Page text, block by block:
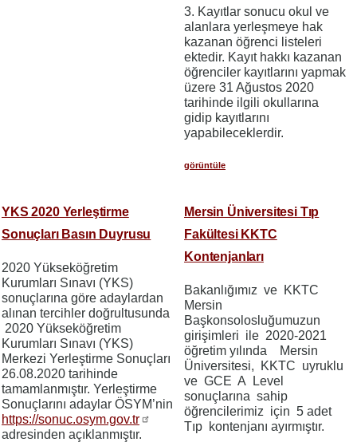
3. Kayıtlar sonucu okul ve
alanlara yerleşmeye hak
kazanan öğrenci listeleri
ektedir. Kayıt hakkı kazanan
öğrenciler kayıtlarını yapmak
üzere 31 Ağustos 2020
tarihinde ilgili okullarına
gidip kayıtlarını
yapabileceklerdir.
görüntüle
YKS 2020 Yerleştirme
Sonuçları Basın Duyrusu
2020 Yükseköğretim
Kurumları Sınavı (YKS)
sonuçlarına göre adaylardan
alınan tercihler doğrultusunda
2020 Yükseköğretim
Kurumları Sınavı (YKS)
Merkezi Yerleştirme Sonuçları
26.08.2020 tarihinde
tamamlanmıştır. Yerleştirme
Sonuçlarını adaylar ÖSYM’nin
https://sonuc.osym.gov.tr
adresinden açıklanmıştır.
Mersin Üniversitesi Tıp
Fakültesi KKTC
Kontenjanları
Bakanlığımız ve KKTC
Mersin
Başkonsolosluğumuzun
girişimleri ile 2020-2021
öğretim yılında Mersin
Üniversitesi, KKTC uyruklu
ve GCE A Level
sonuçlarına sahip
öğrencilerimiz için 5 adet
Tıp kontenjanı ayırmıştır.